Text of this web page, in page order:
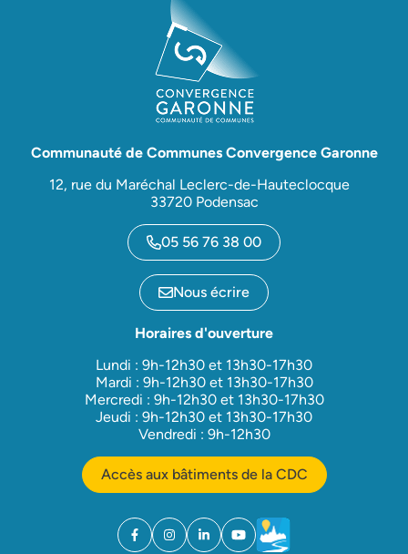
Communauté de Communes Convergence Garonne
12, rue du Maréchal Leclerc-de-Hauteclocque
33720 Podensac
05 56 76 38 00
Nous écrire
Horaires d'ouverture
Lundi : 9h-12h30 et 13h30-17h30
Mardi : 9h-12h30 et 13h30-17h30
Mercredi : 9h-12h30 et 13h30-17h30
Jeudi : 9h-12h30 et 13h30-17h30
Vendredi : 9h-12h30
Accès aux bâtiments de la CDC
Facebook
(ouverture dans un nouvel onglet)
Instagram
(ouverture dans un nouvel onglet)
Linkedin
(ouverture dans un nouvel onglet)
YouTube
(ouverture dans un nouvel
Météo
(ouverture dans un